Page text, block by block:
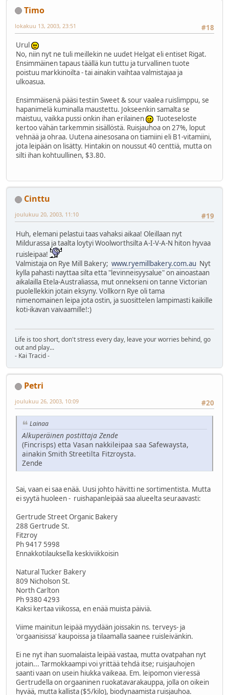
Timo
#18
lokakuu 13, 2003, 23:51
Urul
No, niin nyt ne tuli meillekin ne uudet Helgat eli entiset Rigat.
Ensimmäinen tapaus täällä kun tuttu ja turvallinen tuote
poistuu markkinoilta - tai ainakin vaihtaa valmistajaa ja
ulkoasua.
Ensimmäisenä pääsi testiin Sweet & sour vaalea ruislimppu, se
hapanimelä kuminalla maustettu. Jokseenkin samalta se
maistuu, vaikka pussi onkin ihan erilainen
Tuoteseloste
kertoo vähän tarkemmin sisällöstä. Ruisjauhoa on 27%, loput
vehnää ja ohraa. Uutena ainesosana on tiamiini eli B1-vitamiini,
jota leipään on lisätty. Hintakin on noussut 40 centtiä, mutta on
silti ihan kohtuullinen, $3.80.
Cinttu
#19
joulukuu 20, 2003, 11:10
Huh, elemani pelastui taas vahaksi aikaa! Oleillaan nyt
Mildurassa ja taalta loytyi Woolworthsilta A-I-V-A-N hiton hyvaa
ruisleipaa!
Valmistaja on Rye Mill Bakery; www.ryemillbakery.com.au Nyt
kylla pahasti nayttaa silta etta "levinneisyysalue" on ainoastaan
aikalailla Etela-Australiassa, mut onnekseni on tanne Victorian
puolellekkin jotain eksyny. Vollkorn Rye oli tama
nimenomainen leipa jota ostin, ja suosittelen lampimasti kaikille
koti-ikavan vaivaamille!:)
Life is too short, don't stress every day, leave your worries behind, go
out and play...
- Kai Tracid -
Petri
#20
joulukuu 26, 2003, 10:09
Lainaa
Alkuperäinen postittaja Zende
(Fincrisps) etta Vasan nakkileipaa saa Safewaysta,
ainakin Smith Streetilta Fitzroysta.
Zende
Sai, vaan ei saa enää. Uusi johto hävitti ne sortimentista. Mutta
ei syytä huoleen - ruishapanleipää saa alueelta seuraavasti:
Gertrude Street Organic Bakery
288 Gertrude St.
Fitzroy
Ph 9417 5998
Ennakkotilauksella keskiviikkoisin
Natural Tucker Bakery
809 Nicholson St.
North Carlton
Ph 9380 4293
Kaksi kertaa viikossa, en enää muista päiviä.
Viime mainitun leipää myydään joissakin ns. terveys- ja
'orgaanisissa' kaupoissa ja tilaamalla saanee ruisleivänkin.
Ei ne nyt ihan suomalaista leipää vastaa, mutta ovatpahan nyt
jotain... Tarmokkaampi voi yrittää tehdä itse; ruisjauhojen
saanti vaan on usein hiukka vaikeaa. Em. leipomon vieressä
Gertrudella on orgaaninen ruokatavarakauppa, jolla on oikein
hyvää, mutta kallista ($5/kilo), biodynaamista ruisjauhoa.